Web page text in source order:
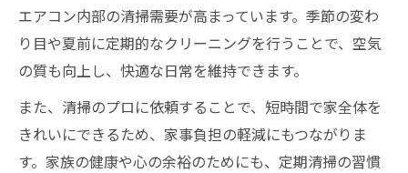
エアコン内部の清掃需要が高まっています。季節の変わ
り目や夏前に定期的なクリーニングを行うことで、空気
の質も向上し、快適な日常を維持できます。
また、清掃のプロに依頼することで、短時間で家全体を
きれいにできるため、家事負担の軽減にもつながりま
す。家族の健康や心の余裕のためにも、定期清掃の習慣